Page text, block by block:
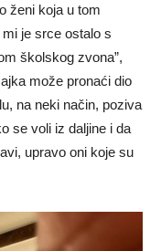
ženi koja u tom
je srce ostalo s
školskog zvona”,
može pronaći dio
na neki način, poziva
se voli iz daljine i da
upravo oni koje su